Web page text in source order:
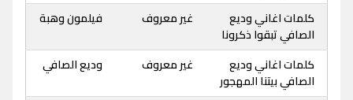
كلمات اغاني وديع
الصافي تبقوا ذكرونا
غير معروف فيلمون وهبة
كلمات اغاني وديع
الصافي بيتنا المهجور
غير معروف وديع الصافي